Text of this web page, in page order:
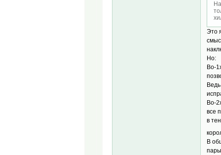
Это
Но:
Во-
Во-
все
в
В